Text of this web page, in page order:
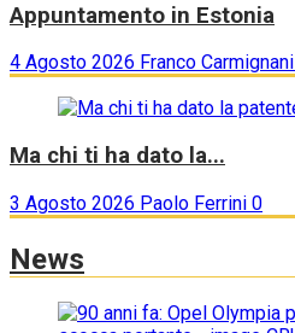
Appuntamento in Estonia
4 Agosto 2026 Franco Carmignani
Ma chi ti ha dato la...
3 Agosto 2026 Paolo Ferrini 0
News